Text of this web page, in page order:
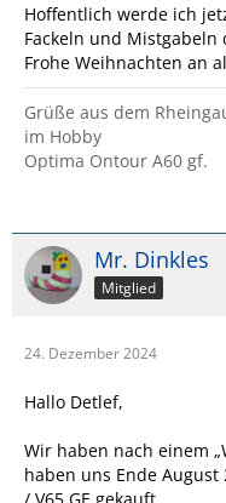
Hoffentlich werde ich
Fackeln und
Frohe Weihnachten an
Grüße aus dem
im Hobby
Optima Ontour A60 gf.
Mr. Dinkles
Mitglied
24. Dezember 2024
Hallo Detlef,
Wir haben nach einem
haben uns Ende August